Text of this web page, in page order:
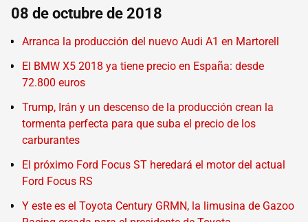
08 de octubre de 2018
Arranca la producción del nuevo Audi A1 en Martorell
El BMW X5 2018 ya tiene precio en España: desde
72.800 euros
Trump, Irán y un descenso de la producción crean la
tormenta perfecta para que suba el precio de los
carburantes
El próximo Ford Focus ST heredará el motor del actual
Ford Focus RS
Y este es el Toyota Century GRMN, la limusina de Gazoo